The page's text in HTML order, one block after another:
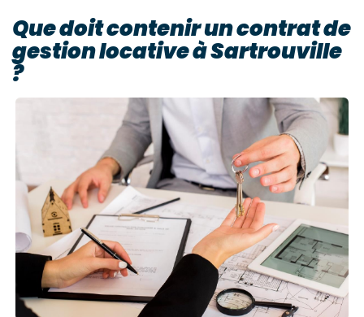
Que doit contenir un contrat de
gestion locative à Sartrouville
?